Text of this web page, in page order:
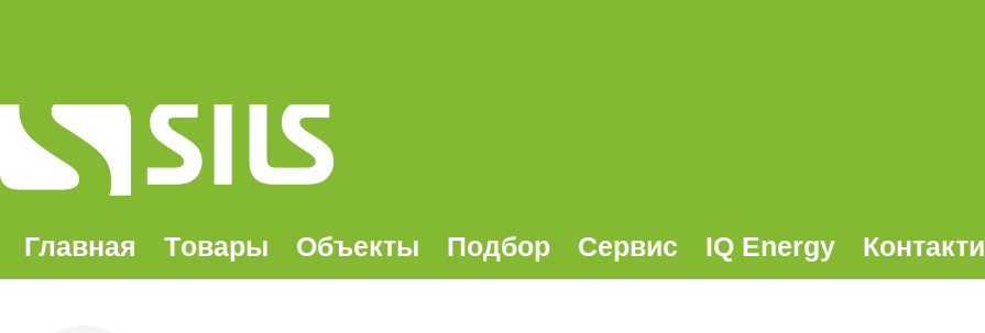
Главная Tовары Oбъекты Подбор Сервис IQ Energy Контакти